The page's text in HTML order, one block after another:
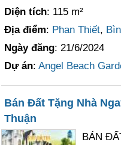
Diện tích: 115 m²
Địa điểm: Phan Thiết,
Ngày đăng: 21/6/2024
Dự án:Angel Beach
Bán Đất Tặng Nhà
Thuận
BÁN